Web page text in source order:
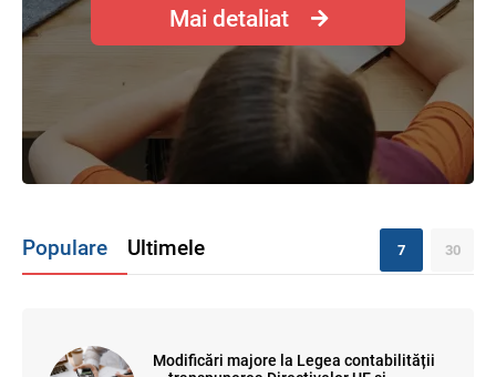
Mai detaliat
Populare Ultimele 7 30
Modificări majore la Legea contabilității